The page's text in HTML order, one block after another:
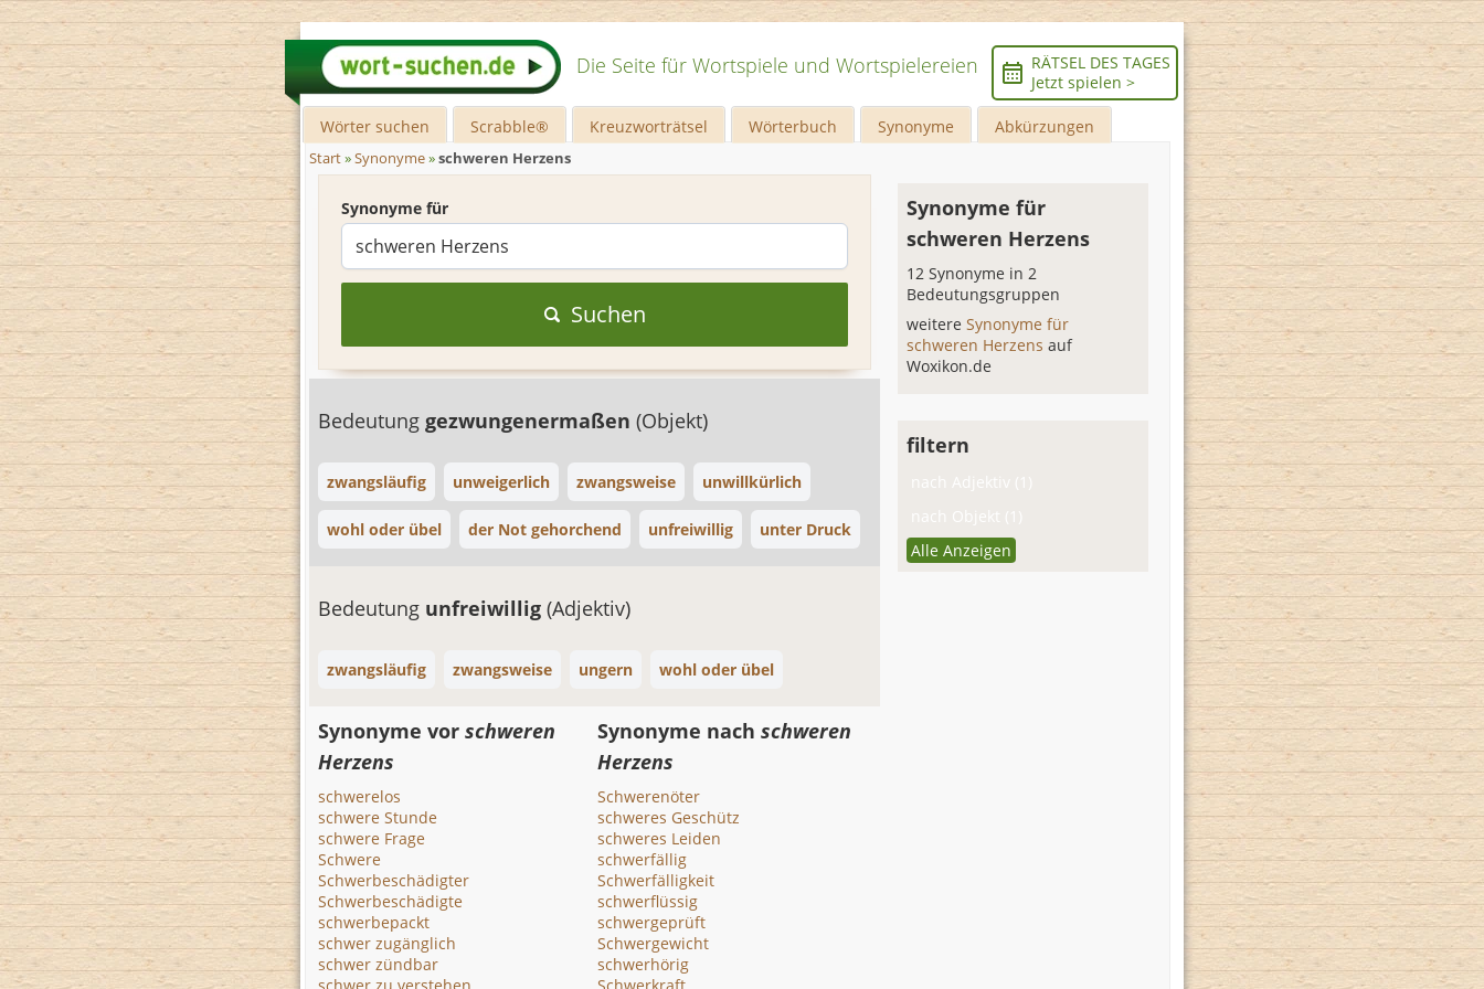
Die Seite für Wortspiele und Wortspielereien
RÄTSEL DES TAGES
Jetzt spielen >
Wörter suchen Scrabble® Kreuzworträtsel Wörterbuch Synonyme Abkürzungen
Start»Synonyme»schweren Herzens
Synonyme für
Suchen
Bedeutung gezwungenermaßen (Objekt)
zwangsläufig unweigerlich zwangsweise unwillkürlich
wohl oder übel der Not gehorchend unfreiwillig unter Druck
Bedeutung unfreiwillig (Adjektiv)
zwangsläufig zwangsweise ungern wohl oder übel
Synonyme für
schweren Herzens
12 Synonyme in 2
Bedeutungsgruppen
weitereSynonyme für
schweren Herzensauf
Woxikon.de
filtern
nach Adjektiv (1)
nach Objekt (1)
Alle Anzeigen
Synonyme vor schweren
Herzens
schwerelos
schwere Stunde
schwere Frage
Schwere
Schwerbeschädigter
Schwerbeschädigte
schwerbepackt
schwer zugänglich
schwer zündbar
Synonyme nachschweren
Herzens
Schwerenöter
schweres Geschütz
schweres Leiden
schwerfällig
Schwerfälligkeit
schwerflüssig
schwergeprüft
Schwergewicht
schwerhörig